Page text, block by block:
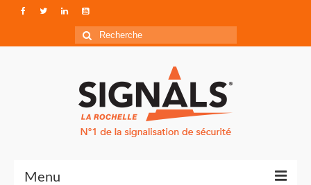
Rechercher
:
Menu